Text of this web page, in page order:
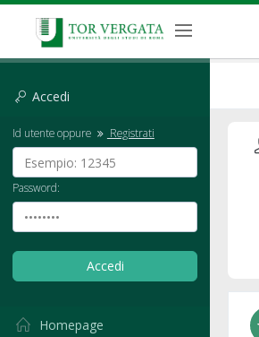
Accedi
Id utente oppure Registrati
Password:
Homepage